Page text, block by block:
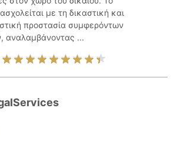
με τη δικαστική και
προστασία συμφερόντων
αναλαμβάνοντας ...